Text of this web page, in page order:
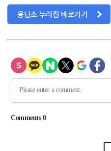
응답소 누리집 바로가기